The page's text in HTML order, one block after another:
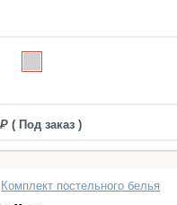
( Под заказ )
Комплект постельного белья